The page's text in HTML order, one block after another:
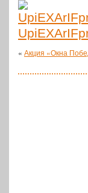
« Акция «Окна